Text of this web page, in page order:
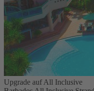
Upgrade auf All Inclusive